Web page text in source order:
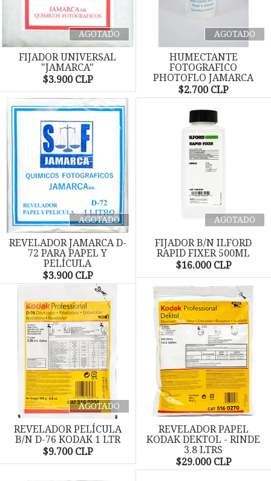
AGOTADO
FIJADOR UNIVERSAL
"JAMARCA"
$3.900 CLP
AGOTADO
HUMECTANTE
FOTOGRAFICO
PHOTOFLO JAMARCA
$2.700 CLP
AGOTADO
REVELADOR JAMARCA D-
72 PARA PAPEL Y
PELÍCULA
$3.900 CLP
AGOTADO
FIJADOR B/N ILFORD
RAPID FIXER 500ML
$16.000 CLP
AGOTADO
REVELADOR PELÍCULA
B/N D-76 KODAK 1 LTR
$9.700 CLP
REVELADOR PAPEL
KODAK DEKTOL - RINDE
3.8 LTRS
$29.000 CLP